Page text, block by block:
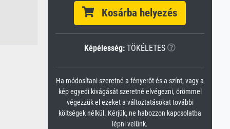
Kosárba helyezés
Képélesség: TÖKÉLETES
Ha módosítani szeretné a fényerőt és a színt, vagy a
kép egyedi kivágását szeretné elvégezni, örömmel
végezzük el ezeket a változtatásokat további
költségek nélkül. Kérjük, ne habozzon kapcsolatba
lépni velünk.